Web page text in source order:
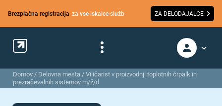
Brezplačna registracija za vse iskalce služb ZA DELODAJALCE
Domov / Delovna mesta / Viličarist v proizvodnji toplotnih črpalk in
prezračevalnih sistemov m/ž/d